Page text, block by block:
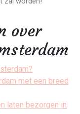
over
met een breed
laten bezorgen in